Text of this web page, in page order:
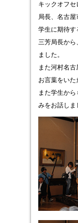
キックオフ
局長、名古屋
学生に期待す
三芳局長から
ました。
また河村名
お言葉をいた
また学生か
みをお話しま